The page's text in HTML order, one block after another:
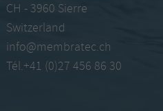
CH - 3960 Sierre
Switzerland
info@membratec.ch
Tél.+41 (0)27 456 86 30